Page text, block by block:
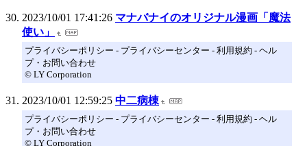
2023/10/01 17:41:26 マナバナイのオリジナル漫画「魔法
使い」
プライバシーポリシー - プライバシーセンター - 利用規約 - ヘル
プ・お問い合わせ
© LY Corporation
2023/10/01 12:59:25 中二病棟
プライバシーポリシー - プライバシーセンター - 利用規約 - ヘル
プ・お問い合わせ
© LY Corporation